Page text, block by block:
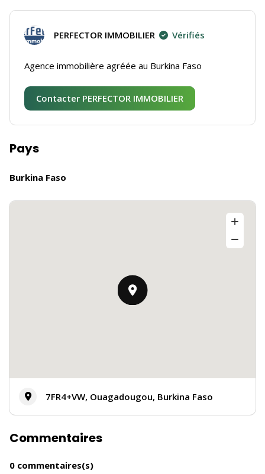
PERFECTOR IMMOBILIER Vérifiés
Agence immobilière agréée au Burkina Faso
Contacter PERFECTOR IMMOBILIER
Pays
Burkina Faso
7FR4+VW, Ouagadougou, Burkina Faso
Commentaires
0 commentaires(s)